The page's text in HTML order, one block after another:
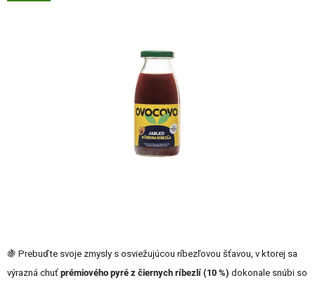
🍇 Prebuďte svoje zmysly s osviežujúcou ríbezľovou šťavou, v ktorej sa
výrazná chuť prémiového pyré z čiernych ríbezlí (10 %) dokonale snúbi so